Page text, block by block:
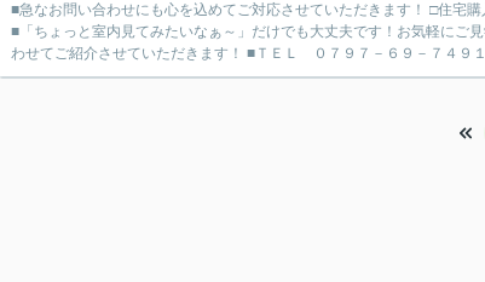
■急なお問い合わせにも心を込めてご対応させていただきます！ □住宅
■「ちょっと室内見てみたいなぁ～」だけでも大丈夫です！お気軽にご